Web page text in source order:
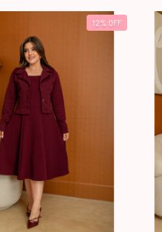
12% OFF